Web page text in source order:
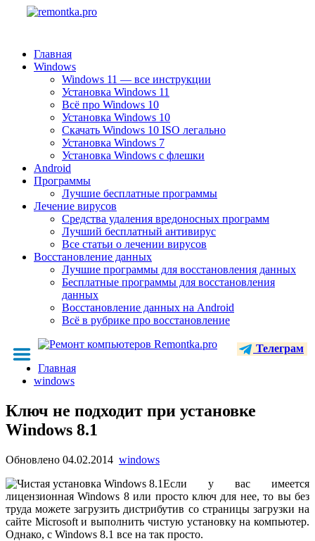
Главная
Windows
Windows 11 — все инструкции
Установка Windows 11
Всё про Windows 10
Установка Windows 10
Скачать Windows 10 ISO легально
Установка Windows 7
Установка Windows с флешки
Android
Программы
Лучшие бесплатные программы
Лечение вирусов
Средства удаления вредоносных программ
Лучший бесплатный антивирус
Все статьи о лечении вирусов
Восстановление данных
Лучшие программы для восстановления данных
Бесплатные программы для восстановления
данных
Восстановление данных на Android
Всё в рубрике про восстановление
Телеграм
Главная
windows
Ключ не подходит при установке
Windows 8.1
Обновлено 04.02.2014 windows
Если у вас имеется
лицензионная Windows 8 или просто ключ для нее, то вы без
труда можете загрузить дистрибутив со страницы загрузки на
сайте Microsoft и выполнить чистую установку на компьютер.
Однако, с Windows 8.1 все на так просто.